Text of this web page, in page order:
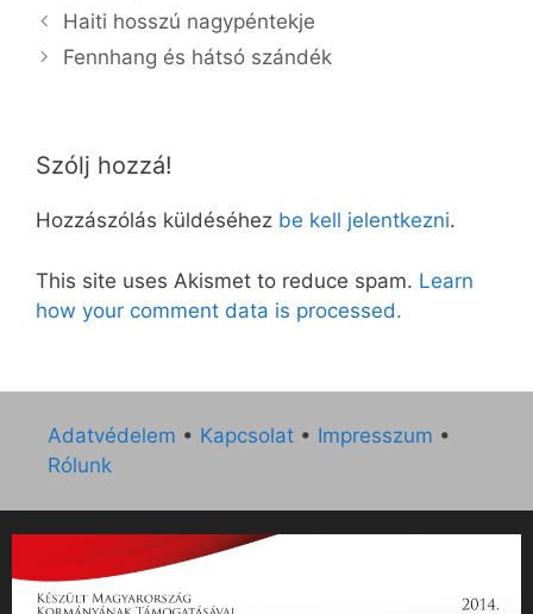
Haiti hosszú nagypéntekje
Fennhang és hátsó szándék
Szólj hozzá!
Hozzászólás küldéséhez be kell jelentkezni.
This site uses Akismet to reduce spam. Learn
how your comment data is processed.
Adatvédelem • Kapcsolat • Impresszum •
Rólunk